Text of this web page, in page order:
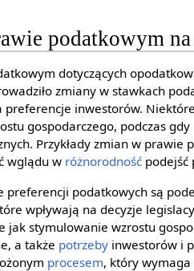
podatkowym
dotyczących
zmiany w stawkach
preferencje inwestorów.
gospodarczego, podczas
Przykłady zmian w
wglądu w różnorodność podejść
preferencji podatkowych są
wpływają na decyzje
jak stymulowanie wzrostu
a także potrzeby inwestorów i
procesem, który